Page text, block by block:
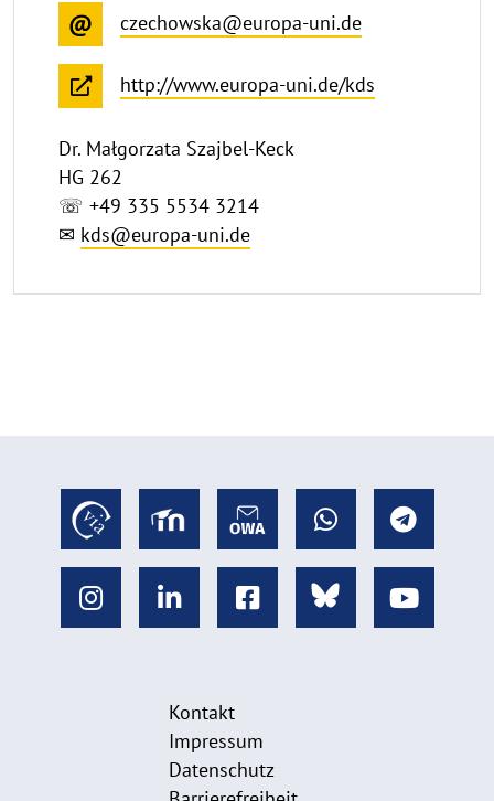
czechowska@europa-uni.de
http://www.europa-uni.de/kds
Dr. Małgorzata Szajbel-Keck
HG 262
☏ +49 335 5534 3214
✉ kds@europa-uni.de
Kontakt
Impressum
Datenschutz